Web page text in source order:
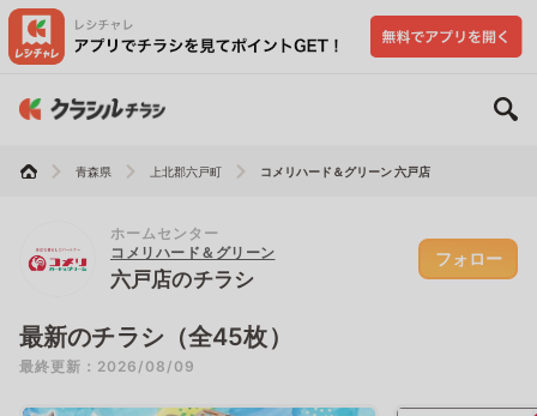
青森県 上北郡六戸町 コメリハード＆グリーン 六戸店
ホームセンター
コメリハード＆グリーン
六戸店のチラシ
フォロー
最新のチラシ（全45枚）
最終更新：2026/08/09